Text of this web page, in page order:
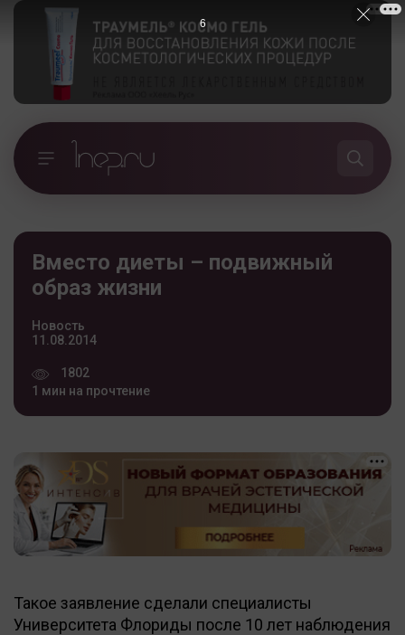
Вместо диеты – подвижный
образ жизни
Новость
11.08.2014
1802
1 мин на прочтение
Такое заявление сделали специалисты
Университета Флориды после 10 лет наблюдения
5